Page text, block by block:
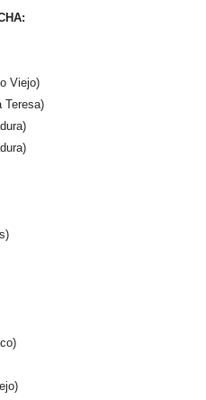
Viejo)
Teresa)